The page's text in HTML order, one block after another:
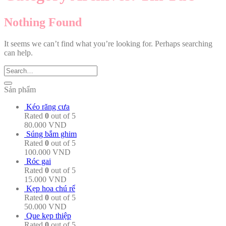
Nothing Found
It seems we can’t find what you’re looking for. Perhaps searching
can help.
Sản phẩm
Kéo răng cưa
Rated 0 out of 5
80.000 VND
Súng bắm ghim
Rated 0 out of 5
100.000 VND
Róc gai
Rated 0 out of 5
15.000 VND
Kẹp hoa chú rể
Rated 0 out of 5
50.000 VND
Que kẹp thiệp